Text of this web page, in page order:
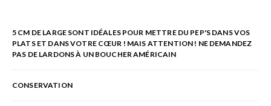
5 CM DE LARGE SONT IDÉALES POUR METTRE DU PEP'S DANS VOS
PLATS ET DANS VOTRE CŒUR ! MAIS ATTENTION ! NE DEMANDEZ
PAS DE LARDONS À UN BOUCHER AMÉRICAIN
CONSERVATION